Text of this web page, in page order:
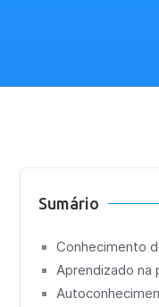
Sumário
Conhecimento
Aprendizado na